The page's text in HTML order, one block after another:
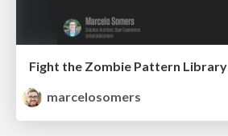
marcelosomers